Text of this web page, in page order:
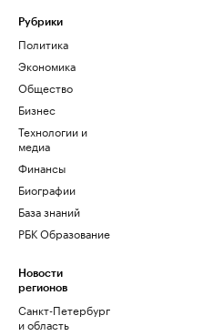
Рубрики
Политика
Экономика
Общество
Бизнес
Технологии и
медиа
Финансы
Биографии
База знаний
РБК Образование
Новости
регионов
Санкт-Петербург
и область